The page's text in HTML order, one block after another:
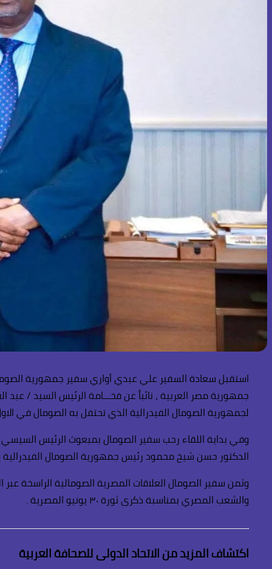
استقبل سعادة السفير علي عبدي أواري سفير جمهورية
جمهورية مصر العربية ، نائباً عن فخـــامة الرئيس السيد /
لجمهورية الصومال الفيدرالية الذي تحتفل به الصومال في
وفي بداية اللقاء رحب سفير الصومال بمبعوث الرئيس
الدكتور حسن شيخ محمود رئيس جمهورية الصومال
وثمن سفير الصومال العلاقات المصرية الصومالية الراسخة
والشعب المصري بمناسبة ذكرى ثورة ٣٠ يونيو المصرية .
اكتشاف المزيد من الاتحاد الدولى للصحافة العربية